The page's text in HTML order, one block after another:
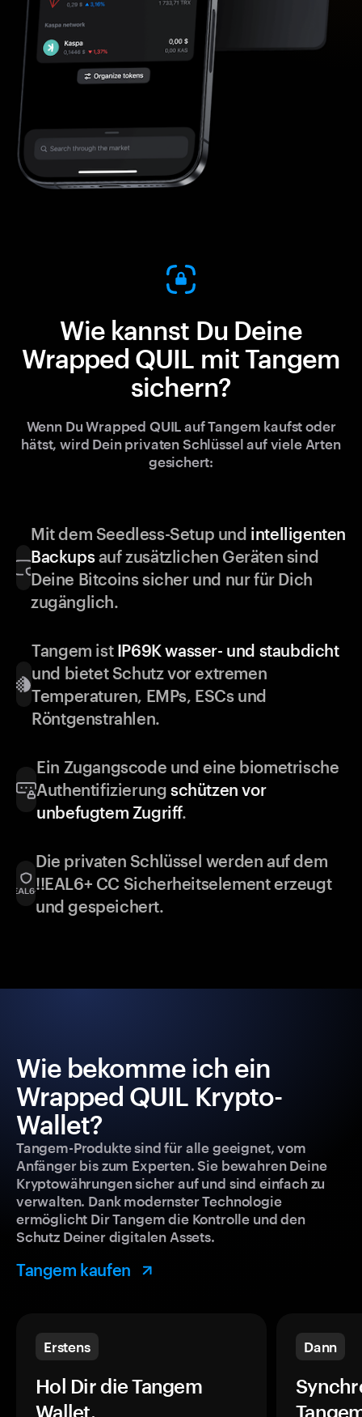
Wie kannst Du Deine
Wrapped QUIL mit Tangem
sichern?
Wenn Du Wrapped QUIL auf Tangem kaufst oder
hätst, wird Dein privaten Schlüssel auf viele Arten
gesichert:
Mit dem Seedless-Setup und intelligenten
Backupsauf zusätzlichen Geräten sind
Deine Bitcoins sicher und nur für Dich
zugänglich.
Tangem ist IP69K wasser- und staubdicht
und bietet Schutz vor extremen
Temperaturen, EMPs, ESCs und
Röntgenstrahlen.
Ein Zugangscode und eine biometrische
Authentifizierung schützen vor
unbefugtem Zugriff.
Die privaten Schlüssel werden auf dem
!!EAL6+ CC Sicherheitselement erzeugt
und gespeichert.
Wie bekomme ich ein
Wrapped QUIL Krypto-
Wallet?
Tangem-Produkte sind für alle geeignet, vom
Anfänger bis zum Experten. Sie bewahren Deine
Kryptowährungen sicher auf und sind einfach zu
verwalten. Dank modernster Technologie
ermöglicht Dir Tangem die Kontrolle und den
Schutz Deiner digitalen Assets.
Tangem kaufen
Erstens
Hol Dir die Tangem
Wallet.
Dann